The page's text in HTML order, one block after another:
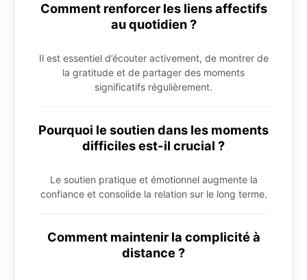
Comment renforcer les liens affectifs
au quotidien ?
Il est essentiel d’écouter activement, de montrer de
la gratitude et de partager des moments
significatifs régulièrement.
Pourquoi le soutien dans les moments
difficiles est-il crucial ?
Le soutien pratique et émotionnel augmente la
confiance et consolide la relation sur le long terme.
Comment maintenir la complicité à
distance ?